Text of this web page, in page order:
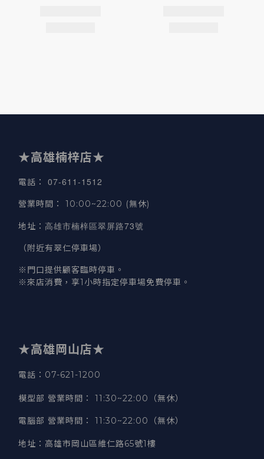
★高雄楠梓店★
電話 ： 07-611-1512
營業時間 ： 10:00~22:00 (無休)
地址 ： 高雄市楠梓區翠屏路73號
（附近有翠仁停車場）
※門口提供顧客臨時停車。
※來店消費，享1小時指定停車場免費停車。
★高雄岡山店★
電話：07-621-1200
模型部 營業時間 ： 11:30~22:00（無休）
電腦部 營業時間 ： 11:30~22:00（無休）
地址 ： 高雄市岡山區維仁路65號1樓